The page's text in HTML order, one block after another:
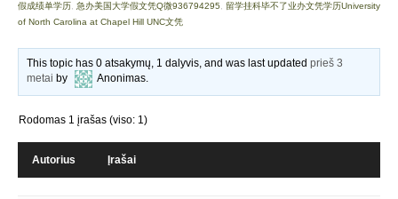
假成绩单学历 急办美国大学假文凭Q微936794295
留学挂科毕不了业办文凭学历University
of North Carolina at Chapel Hill UNC文凭
This topic has 0 atsakymų, 1 dalyvis, and was last updatedprieš 3
metai by Anonimas.
Rodomas 1 įrašas (viso: 1)
Autorius Įrašai